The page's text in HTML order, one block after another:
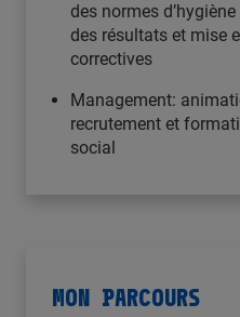
des normes
des résultats et mise
correctives
Management:
recrutement et
social
MON PARCOURS